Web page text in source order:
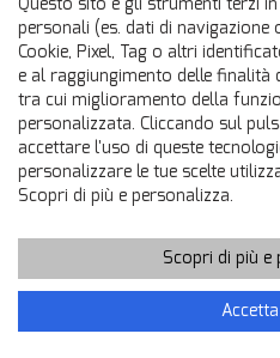
Dati fiscali:
Francauto Srl
Via Statale, 31, Calcinato (BS)
C.F/P.IVA:02866600980
Registro delle imprese:BS
Copyright © 2026
-Leggi l'informativa sulla privacy
personali (es. dati di navigazione
Cookie, Pixel, Tag o altri
e al raggiungimento delle finalità
tra cui miglioramento della
personalizzata. Cliccando sul
accettare l'uso di queste
personalizzare le tue scelte
Scopri di più e personalizza.
Scopri di più e